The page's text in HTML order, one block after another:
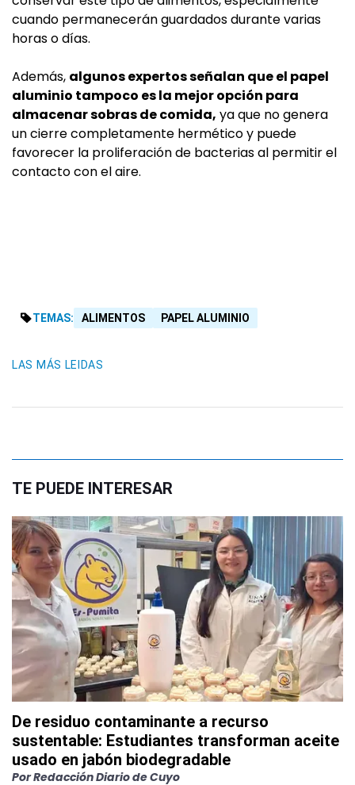
cuando permanecerán guardados durante varias
horas o días.
Además, algunos expertos señalan que el papel
aluminio tampoco es la mejor opción para
almacenar sobras de comida, ya que no genera
un cierre completamente hermético y puede
favorecer la proliferación de bacterias al permitir el
contacto con el aire.
TEMAS: ALIMENTOS PAPEL ALUMINIO
LAS MÁS LEIDAS
TE PUEDE INTERESAR
De residuo contaminante a recurso
sustentable: Estudiantes transforman aceite
usado en jabón biodegradable
PorRedacción Diario de Cuyo